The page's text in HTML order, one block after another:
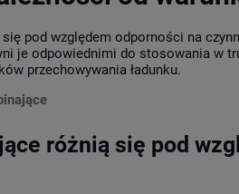
pod względem odporności na
je odpowiednimi do stosowania w
przechowywania ładunku.
różnią się pod